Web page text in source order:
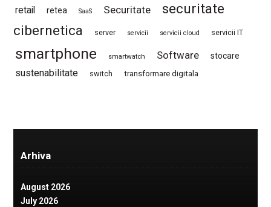
retail retea SaaS Securitate
securitate
cibernetica
server servicii servicii cloud servicii IT
smartphone smartwatch Software stocare
sustenabilitate switch transformare digitala
Arhiva
August 2026
July 2026